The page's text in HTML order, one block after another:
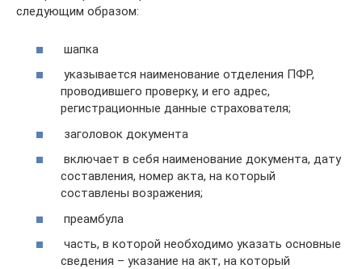
следующим образом:
шапка
указывается наименование отделения ПФР,
проводившего проверку, и его адрес,
регистрационные данные страхователя;
заголовок документа
включает в себя наименование документа, дату
составления, номер акта, на который
составлены возражения;
преамбула
часть, в которой необходимо указать основные
сведения – указание на акт, на который